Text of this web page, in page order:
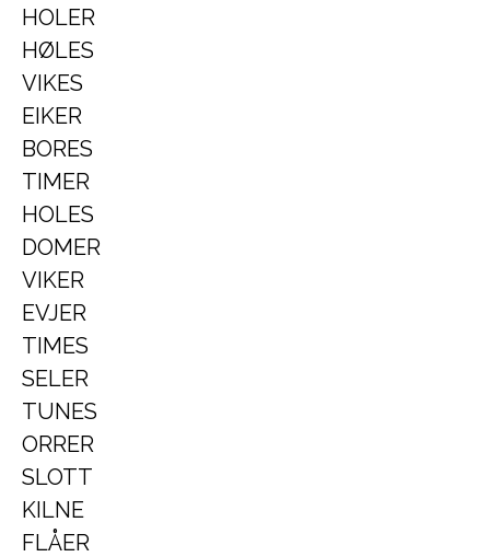
HOLER
HØLES
VIKES
EIKER
BORES
TIMER
HOLES
DOMER
VIKER
EVJER
TIMES
SELER
TUNES
ORRER
SLOTT
KILNE
FLÅER